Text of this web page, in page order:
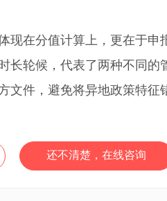
在分值计算上，更在于申
轮候，代表了两种不同的
件，避免将异地政策特征
还不清楚，在线咨询